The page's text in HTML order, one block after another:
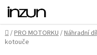
Přejít
obsah
Domů
/PRO MOTORKU/Náhradní
kotouče